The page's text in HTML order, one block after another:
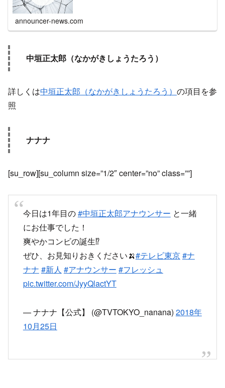
announcer-news.com
中垣正太郎（なかがきしょうたろう）
詳しくは中垣正太郎（なかがきしょうたろう） の項目を参
照
ナナナ
[su_row][su_column size=”1/2″ center=”no” class=””]
今日は1年目の#中垣正太郎アナウンサー と一緒
にお仕事でした！
爽やかコンビの誕生⁉️
ぜひ、お見知りおきください🍌#テレビ東京#ナ
ナナ #新人 #アナウンサー #フレッシュ
pic.twitter.com/JyyQlactYT
— ナナナ【公式】 (@TVTOKYO_nanana) 2018年
10月25日